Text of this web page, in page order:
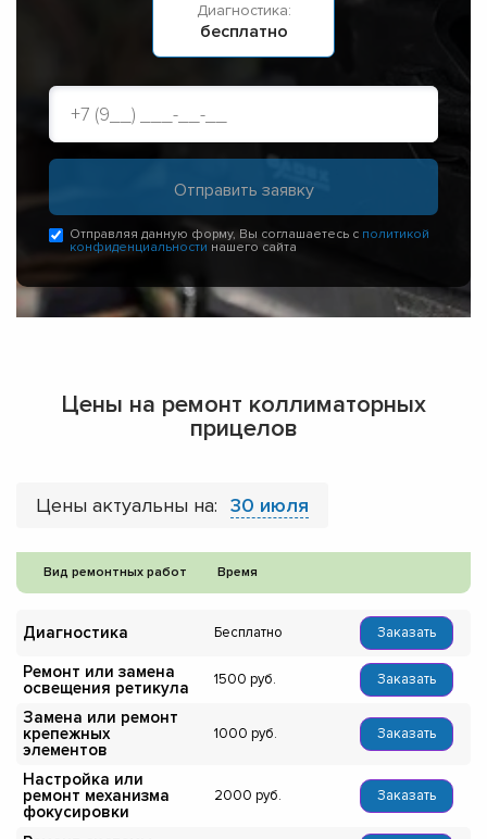
Диагностика:
бесплатно
Отправляя данную форму, Вы соглашаетесь с политикой
конфиденциальности нашего сайта
Цены на ремонт коллиматорных
прицелов
Цены актуальны на: 30 июля
Вид ремонтных работ Время
Диагностика Бесплатно Заказать
Ремонт или замена
освещения ретикула
1500 Заказать
Замена или ремонт
крепежных
элементов
1000 Заказать
Настройка или
ремонт механизма
фокусировки
2000 Заказать